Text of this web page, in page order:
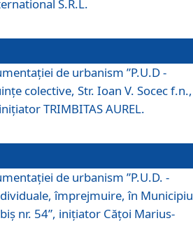
S.R.L.
de urbanism ”P.U.D -
colective, Str. Ioan V. Socec f.n.,
TRIMBITAS AUREL.
de urbanism ”P.U.D. -
împrejmuire, în
nr. 54”, inițiator Cățoi Marius-